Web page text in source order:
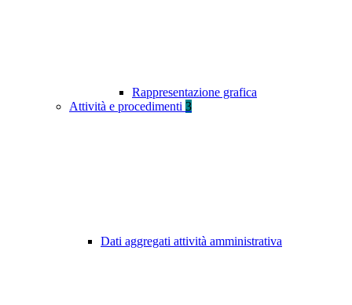
Rappresentazione grafica
Attività e procedimenti 3
Dati aggregati attività amministrativa